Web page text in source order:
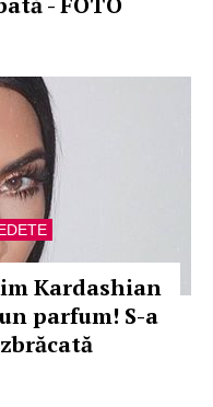
Kardashian
parfum! S-a